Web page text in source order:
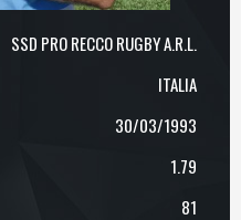
SSD PRO RECCO RUGBY A.R.L.
ITALIA
30/03/1993
1.79
81